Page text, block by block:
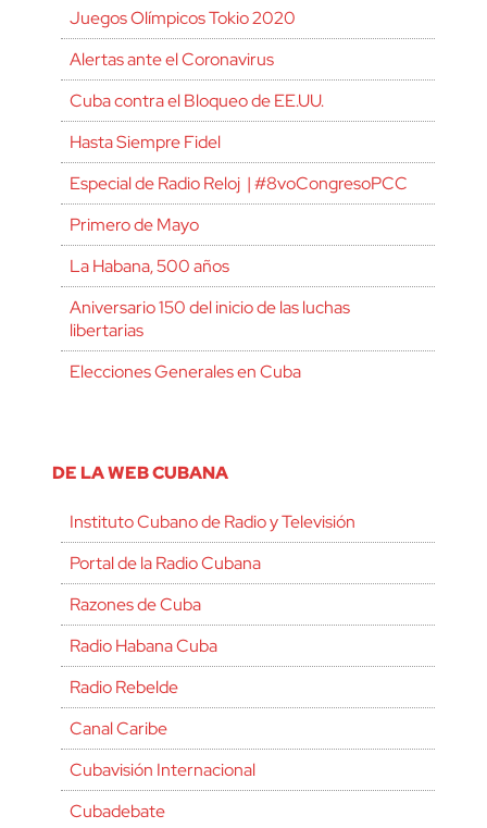
Juegos Olímpicos Tokio 2020
Alertas ante el Coronavirus
Cuba contra el Bloqueo de EE.UU.
Hasta Siempre Fidel
Especial de Radio Reloj | #8voCongresoPCC
Primero de Mayo
La Habana, 500 años
Aniversario 150 del inicio de las luchas
libertarias
Elecciones Generales en Cuba
DE LA WEB CUBANA
Instituto Cubano de Radio y Televisión
Portal de la Radio Cubana
Razones de Cuba
Radio Habana Cuba
Radio Rebelde
Canal Caribe
Cubavisión Internacional
Cubadebate